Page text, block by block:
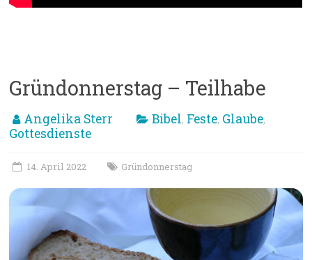
Gründonnerstag – Teilhabe
Angelika Sterr Bibel, Feste, Glaube,
Gottesdienste
14. April 2022 Gründonnerstag